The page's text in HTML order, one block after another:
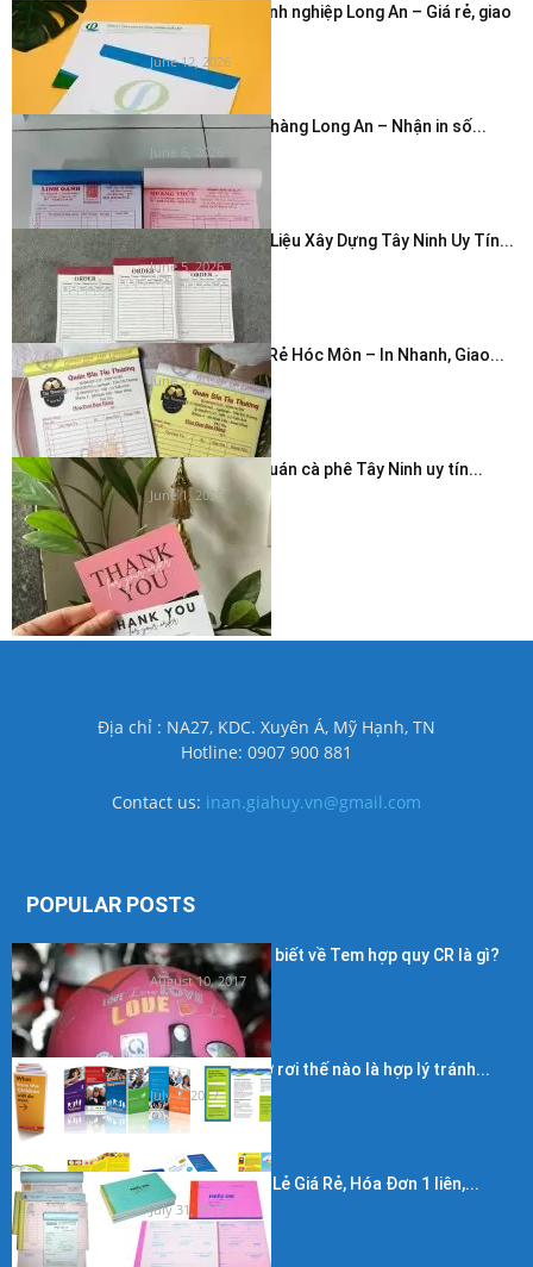
In phong bì doanh nghiệp Long An – Giá rẻ, giao
nhanh...
June 12, 2026
In hóa đơn cửa hàng Long An – Nhận in số...
June 6, 2026
In Hóa Đơn Vật Liệu Xây Dựng Tây Ninh Uy Tín...
June 5, 2026
In Hóa Đơn Giá Rẻ Hóc Môn – In Nhanh, Giao...
June 5, 2026
In thẻ cảm ơn quán cà phê Tây Ninh uy tín...
June 1, 2026
Địa chỉ : NA27, KDC. Xuyên Á, Mỹ Hạnh, TN
Hotline: 0907 900 881
Contact us: inan.giahuy.vn@gmail.com
POPULAR POSTS
Những điều cần biết về Tem hợp quy CR là gì?
August 10, 2017
Kích thước in tờ rơi thế nào là hợp lý tránh...
July 7, 2017
In Hóa Đơn Bán Lẻ Giá Rẻ, Hóa Đơn 1 liên,...
July 31, 2017